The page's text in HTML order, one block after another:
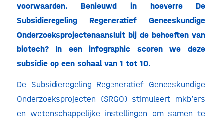
voorwaarden. Benieuwd in hoeverre De
Subsidieregeling Regeneratief Geneeskundige
Onderzoeksprojectenaansluit bij de behoeften van
biotech? In een infographic scoren we deze
subsidie op een schaal van 1 tot 10.
De Subsidieregeling Regeneratief Geneeskundige
Onderzoeksprojecten (SRGO) stimuleert mkb’ers
en wetenschappelijke instellingen om samen te